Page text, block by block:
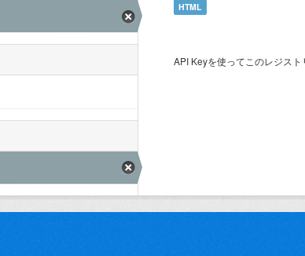
HTML
API Keyを使ってこのレジス